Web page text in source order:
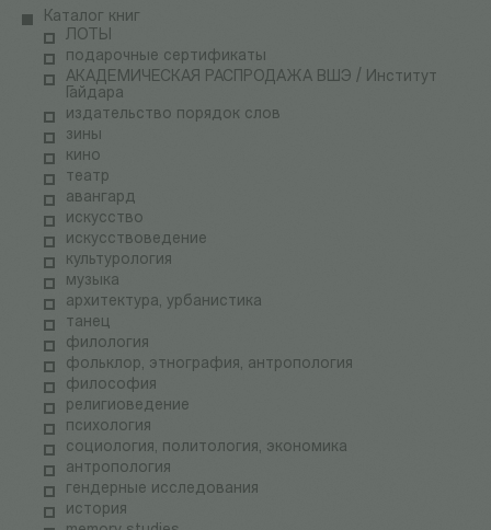
Каталог книг
ЛОТЫ
подарочные сертификаты
АКАДЕМИЧЕСКАЯ РАСПРОДАЖА ВШЭ / Институт
Гайдара
издательство порядок слов
зины
кино
театр
авангард
искусство
искусствоведение
культурология
музыка
архитектура, урбанистика
танец
филология
фольклор, этнография, антропология
философия
религиоведение
психология
социология, политология, экономика
антропология
гендерные исследования
история